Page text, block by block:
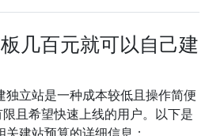
几百元就可以自己建
立站是一种成本较低且操作简便
且希望快速上线的用户。以下是